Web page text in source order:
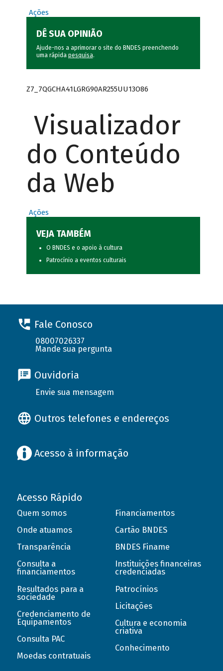
Ações
DÊ SUA OPINIÃO
Ajude-nos a aprimorar o site do BNDES preenchendo
uma rápida pesquisa.
Z7_7QGCHA41LGRG90AR255UU13O86
Visualizador
do Conteúdo
da Web
Ações
VEJA TAMBÉM
O BNDES e o apoio à cultura
Patrocínio a eventos culturais
Fale Conosco
08007026337
Mande sua pergunta
Ouvidoria
Envie sua mensagem
Outros telefones e endereços
Acesso à informação
Acesso Rápido
Quem somos
Onde atuamos
Transparência
Consulta a
financiamentos
Resultados para a
sociedade
Credenciamento de
Equipamentos
Consulta PAC
Moedas contratuais
Financiamentos
Cartão BNDES
BNDES Finame
Instituições financeiras
credenciadas
Patrocínios
Licitações
Cultura e economia
criativa
Conhecimento